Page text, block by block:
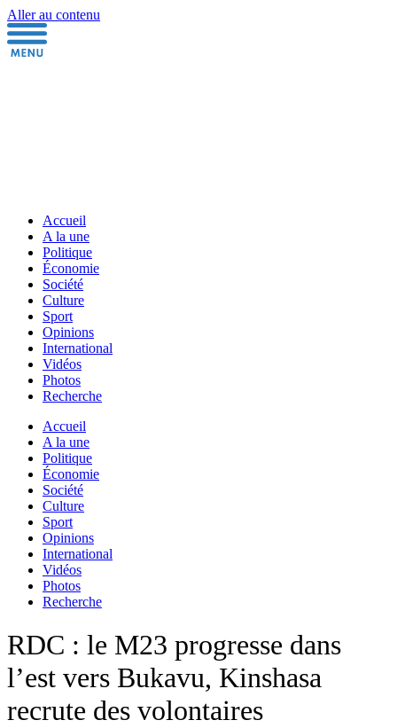
Aller au contenu
Accueil
A la une
Politique
Économie
Société
Culture
Sport
Opinions
International
Vidéos
Photos
Recherche
Accueil
A la une
Politique
Économie
Société
Culture
Sport
Opinions
International
Vidéos
Photos
Recherche
RDC : le M23 progresse dans
l’est vers Bukavu, Kinshasa
recrute des volontaires